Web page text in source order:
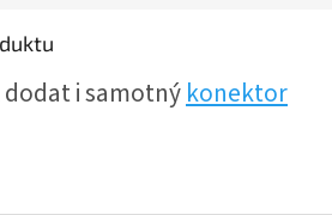
i samotnýkonektor